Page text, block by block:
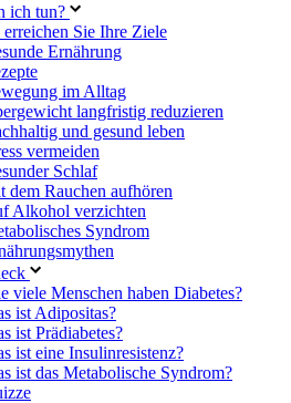
ich tun?
erreichen Sie Ihre Ziele
Ernährung
im Alltag
langfristig reduzieren
und gesund leben
vermeiden
Schlaf
dem Rauchen aufhören
Alkohol verzichten
Syndrom
viele Menschen haben Diabetes?
ist Adipositas?
ist Prädiabetes?
ist eine Insulinresistenz?
ist das Metabolische Syndrom?